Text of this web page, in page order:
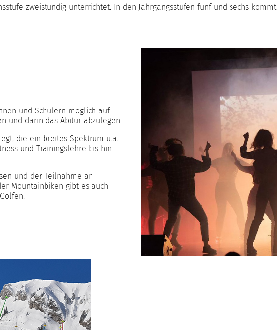
zweistündig unterrichtet. In den Jahrgangsstufen fünf und sechs
und Schülern möglich auf
und darin das Abitur abzulegen.
die ein breites Spektrum u.a.
und Trainingslehre bis hin
und der Teilnahme an
Mountainbiken gibt es auch